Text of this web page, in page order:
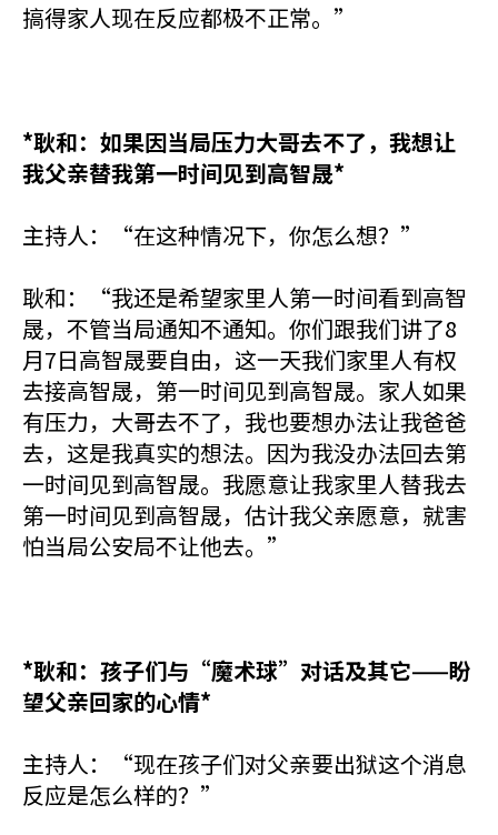
搞得家人现在反应都极不正常。”
*耿和：如果因当局压力大哥去不了，我想让
我父亲替我第一时间见到高智晟*
主持人：“在这种情况下，你怎么想？”
耿和：“我还是希望家里人第一时间看到高智
晟，不管当局通知不通知。你们跟我们讲了8
月7日高智晟要自由，这一天我们家里人有权
去接高智晟，第一时间见到高智晟。家人如果
有压力，大哥去不了，我也要想办法让我爸爸
去，这是我真实的想法。因为我没办法回去第
一时间见到高智晟。我愿意让我家里人替我去
第一时间见到高智晟，估计我父亲愿意，就害
怕当局公安局不让他去。”
*耿和：孩子们与“魔术球”对话及其它——盼
望父亲回家的心情*
主持人：“现在孩子们对父亲要出狱这个消息
反应是怎么样的？”